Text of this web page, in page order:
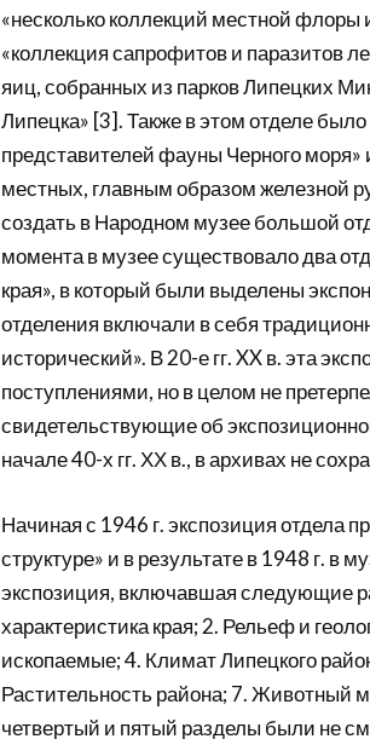
«несколько коллекций местной
«коллекция сапрофитов и паразитов
яиц, собранных из парков Липецких
Липецка» [3]. Также в этом отделе
представителей фауны Черного
местных, главным образом железной
создать в Народном музее большой
момента в музее существовало два
края», в который были выделены
отделения включали в себя
исторический». В 20-е гг. XX в. эта
поступлениями, но в целом не
свидетельствующие об
начале 40-х гг. ХХ в., в архивах не
Начиная с 1946 г. экспозиция отдела
структуре» и в результате в 1948 г. в
экспозиция, включавшая следующие
характеристика края; 2. Рельеф и
ископаемые; 4. Климат Липецкого
Растительность района; 7. Животный
четвертый и пятый разделы были не